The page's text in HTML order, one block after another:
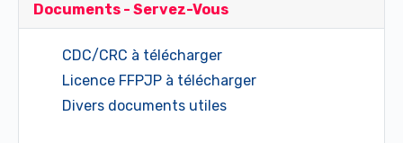
Documents - Servez-Vous
CDC/CRC à télécharger
Licence FFPJP à télécharger
Divers documents utiles